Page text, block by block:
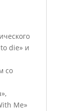
die» и
со
Me»